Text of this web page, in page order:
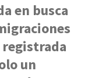
en busca
un